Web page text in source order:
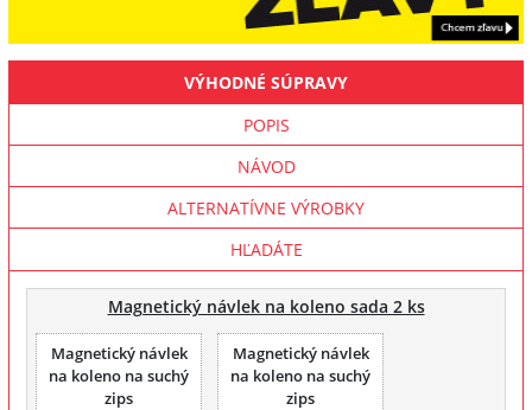
VÝHODNÉ SÚPRAVY
POPIS
NÁVOD
ALTERNATÍVNE VÝROBKY
HĽADÁTE
Magnetický návlek na koleno sada 2 ks
Magnetický návlek
na koleno na suchý
zips
Magnetický návlek
na koleno na suchý
zips